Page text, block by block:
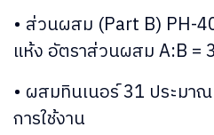
• ส่วนผสม (Part B) PH-
แห้ง อัตราส่วนผสม A:B =
• ผสมทินเนอร์ 31 ประมา
การใช้งาน